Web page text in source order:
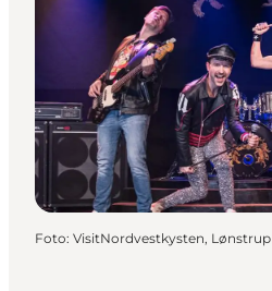
Foto: VisitNordvestkysten, Lønstrup